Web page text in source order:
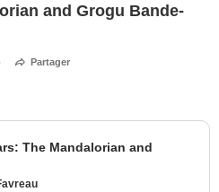
and Grogu Bande-
Partager
The Mandalorian and